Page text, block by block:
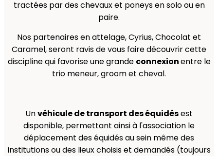
tractées par des chevaux et poneys en solo ou en
paire.
Nos partenaires en attelage, Cyrius, Chocolat et
Caramel, seront ravis de vous faire découvrir cette
discipline qui favorise une grande connexionentre le
trio meneur, groom et cheval.
Unvéhicule de transport des équidésest
disponible, permettant ainsi à l'association le
déplacement des équidés au sein même des
institutions ou des lieux choisis et demandés (toujours